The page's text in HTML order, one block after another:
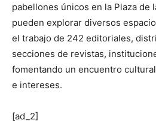
pabellones únicos en la Plaza de
pueden explorar diversos
el trabajo de 242 editoriales,
secciones de revistas,
fomentando un encuentro
e intereses.
[ad_2]